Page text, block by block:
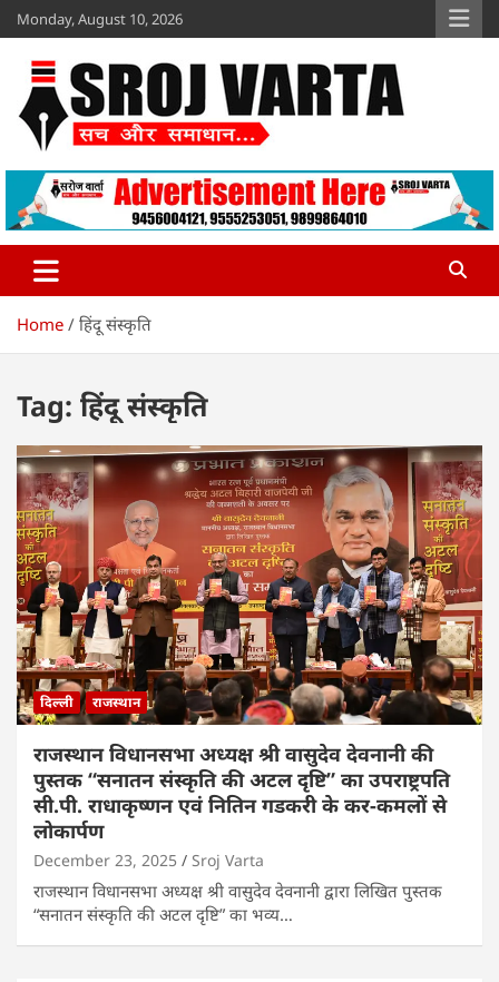
Skip
to
content
Monday, August 10, 2026
Sroj Varta
www.srojvarta.in
Home हिंदू संस्कृति
Tag: हिंदू संस्कृति
दिल्ली राजस्थान
राजस्थान विधानसभा अध्यक्ष श्री वासुदेव देवनानी की
पुस्तक “सनातन संस्कृति की अटल दृष्टि” का उपराष्ट्रपति
सी.पी. राधाकृष्णन एवं नितिन गडकरी के कर-कमलों से
लोकार्पण
December 23, 2025 Sroj Varta
राजस्थान विधानसभा अध्यक्ष श्री वासुदेव देवनानी द्वारा लिखित पुस्तक
“सनातन संस्कृति की अटल दृष्टि” का भव्य…